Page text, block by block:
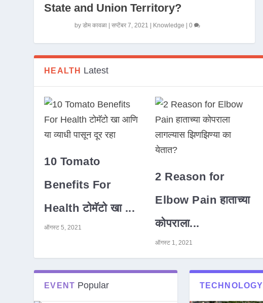
State and Union Territory?
byडोम कावळा |सप्टेंबर 7, 2021 Knowledge |0
HEALTH Latest
10 Tomato
Benefits For
Health टोमॅटो खा ...
ऑगस्ट 5, 2021
2 Reason for
Elbow Pain हाताच्या
कोपराला...
ऑगस्ट 1, 2021
EVENT Popular TECHNOLOGY